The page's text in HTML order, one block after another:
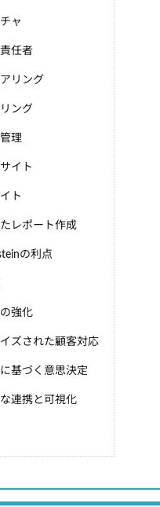
ャ
任者
リング
ング
理
イト
ト
レポート作成
の利点
強化
ズされた顧客対応
基づく意思決定
連携と可視化